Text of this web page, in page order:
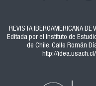
REVISTA IBEROAMERICANA DE
Editada por el Instituto de
de Chile. Calle Román
http://